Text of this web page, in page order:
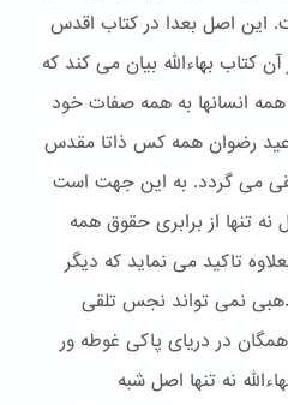
این اصل بعدا در کتاب اقدس
کتاب بهاءالله بیان می کند که
انسانها به همه صفات خود
عید رضوان همه کس ذاتا مقدس
می گردد. به این جهت است
نه تنها از برابری حقوق همه
تاکید می نماید که دیگر
نمی تواند نجس تلقی
در دریای پاکی غوطه ور
نه تنها اصل شبه